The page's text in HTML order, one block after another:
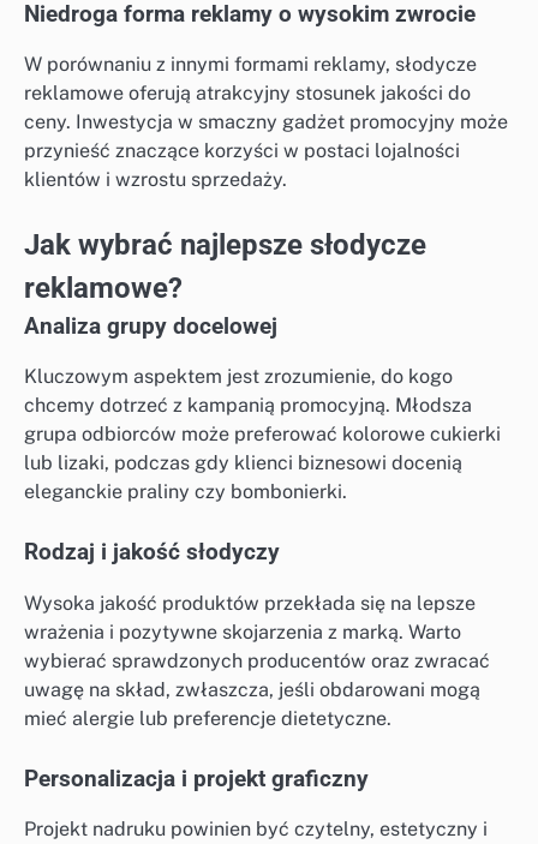
Niedroga forma reklamy o wysokim zwrocie
W porównaniu z innymi formami reklamy, słodycze
reklamowe oferują atrakcyjny stosunek jakości do
ceny. Inwestycja w smaczny gadżet promocyjny może
przynieść znaczące korzyści w postaci lojalności
klientów i wzrostu sprzedaży.
Jak wybrać najlepsze słodycze
reklamowe?
Analiza grupy docelowej
Kluczowym aspektem jest zrozumienie, do kogo
chcemy dotrzeć z kampanią promocyjną. Młodsza
grupa odbiorców może preferować kolorowe cukierki
lub lizaki, podczas gdy klienci biznesowi docenią
eleganckie praliny czy bombonierki.
Rodzaj i jakość słodyczy
Wysoka jakość produktów przekłada się na lepsze
wrażenia i pozytywne skojarzenia z marką. Warto
wybierać sprawdzonych producentów oraz zwracać
uwagę na skład, zwłaszcza, jeśli obdarowani mogą
mieć alergie lub preferencje dietetyczne.
Personalizacja i projekt graficzny
Projekt nadruku powinien być czytelny, estetyczny i